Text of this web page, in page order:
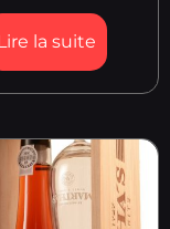
la suite